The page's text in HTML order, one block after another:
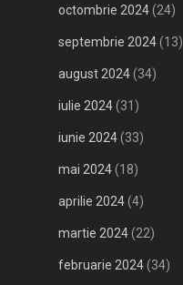
octombrie 2024(24)
septembrie 2024(13)
august 2024(34)
iulie 2024(31)
iunie 2024(33)
mai 2024(18)
aprilie 2024(4)
martie 2024(22)
februarie 2024(34)